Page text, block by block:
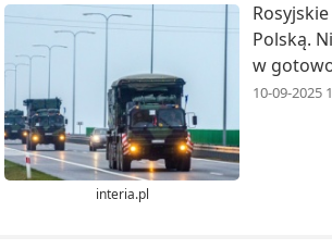
interia.pl
Polską.
w
10-09-2025